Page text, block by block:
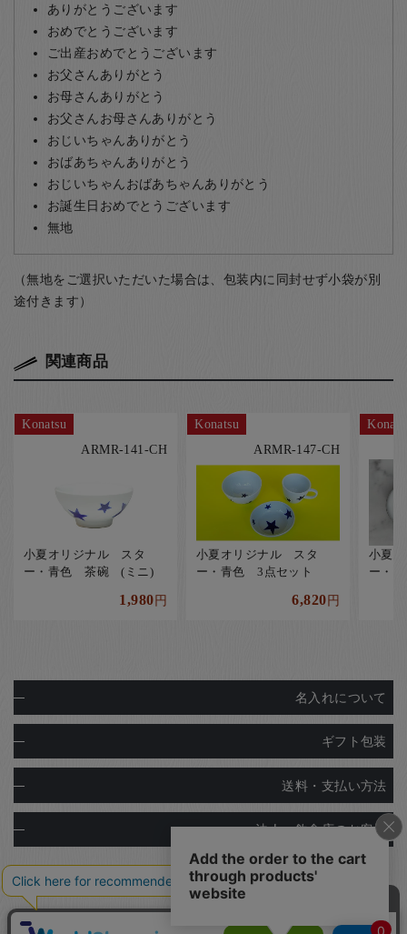
ありがとうございます
おめでとうございます
ご出産おめでとうございます
お父さんありがとう
お母さんありがとう
お父さんお母さんありがとう
おじいちゃんありがとう
おばあちゃんありがとう
おじいちゃんおばあちゃんありがとう
お誕生日おめでとうございます
無地
（無地をご選択いただいた場合は、包装内に同封せず小袋が別
途付きます）
関連商品
Konatsu
ARMR-141-CH
小夏オリジナル スタ
ー・青色 茶碗 (ミニ)
1,980円
Konatsu
ARMR-147-CH
小夏オリジナル スタ
ー・青色 3点セット
6,820円
小夏
ー・
名入れについて
ギフト包装
送料・支払い方法
法人・飲食店のお客様